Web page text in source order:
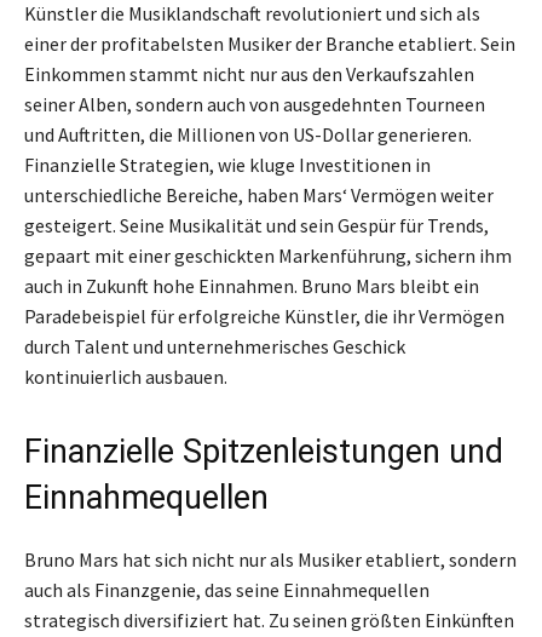
Künstler die Musiklandschaft revolutioniert und sich als
einer der profitabelsten Musiker der Branche etabliert. Sein
Einkommen stammt nicht nur aus den Verkaufszahlen
seiner Alben, sondern auch von ausgedehnten Tourneen
und Auftritten, die Millionen von US-Dollar generieren.
Finanzielle Strategien, wie kluge Investitionen in
unterschiedliche Bereiche, haben Mars‘ Vermögen weiter
gesteigert. Seine Musikalität und sein Gespür für Trends,
gepaart mit einer geschickten Markenführung, sichern ihm
auch in Zukunft hohe Einnahmen. Bruno Mars bleibt ein
Paradebeispiel für erfolgreiche Künstler, die ihr Vermögen
durch Talent und unternehmerisches Geschick
kontinuierlich ausbauen.
Finanzielle Spitzenleistungen und
Einnahmequellen
Bruno Mars hat sich nicht nur als Musiker etabliert, sondern
auch als Finanzgenie, das seine Einnahmequellen
strategisch diversifiziert hat. Zu seinen größten Einkünften